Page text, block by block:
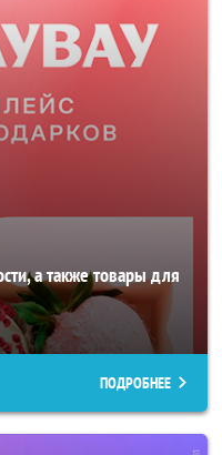
а также товары для
ПОДРОБНЕЕ